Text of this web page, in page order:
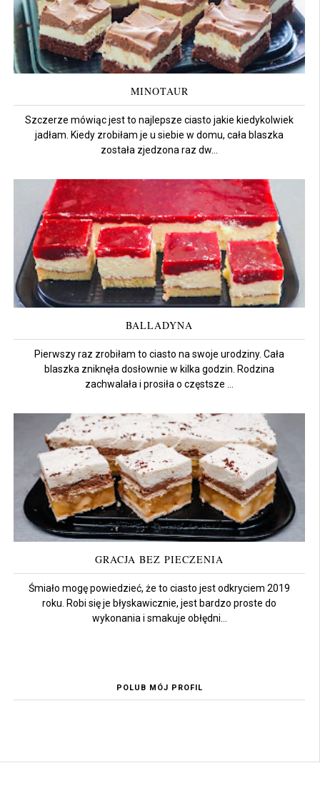
MINOTAUR
Szczerze mówiąc jest to najlepsze ciasto jakie kiedykolwiek
jadłam. Kiedy zrobiłam je u siebie w domu, cała blaszka
została zjedzona raz dw...
BALLADYNA
Pierwszy raz zrobiłam to ciasto na swoje urodziny. Cała
blaszka zniknęła dosłownie w kilka godzin. Rodzina
zachwalała i prosiła o częstsze ...
GRACJA BEZ PIECZENIA
Śmiało mogę powiedzieć, że to ciasto jest odkryciem 2019
roku. Robi się je błyskawicznie, jest bardzo proste do
wykonania i smakuje obłędni...
POLUB MÓJ PROFIL